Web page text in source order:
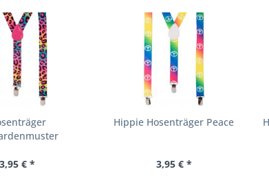
3,95 € *
Hippie Hosenträger Peace
3,95 € *